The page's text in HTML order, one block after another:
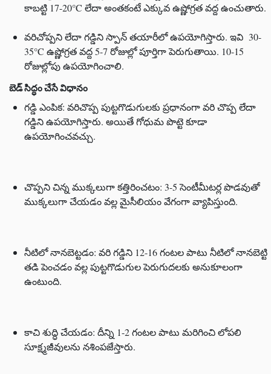
కాబట్టి 17-20°C లేదా అంతకంటే ఎక్కువ ఉష్ణోగ్రత వద్ద ఉంచుతారు.
వరిచోప్పని లేదా గడ్డిని స్పాన్ తయారీలో ఉపయోగిస్తారు. ఇవి 30-
35°C ఉష్ణోగ్రత వద్ద 5-7 రోజుల్లో పూర్తిగా పెరుగుతాయి. 10-15
రోజుల్లోపు ఉపయోగించాలి.
బెడ్ సిద్ధం చేసే విధానం
గడ్డి ఎంపిక: వరిచొప్ప పుట్టగొడుగులకు ప్రధానంగా వరి చొప్ప లేదా
గడ్డిని ఉపయోగిస్తారు. అయితే గోధుమ పొట్టె కూడా
ఉపయోగించవచ్చు.
చొప్పని చిన్న ముక్కలుగా కత్తిరించటం: 3-5 సెంటీమీటర్ల పొడవుతో
ముక్కలుగా చేయడం వల్ల మైసీలియం వేగంగా వ్యాపిస్తుంది.
నీటిలో నానబెట్టడం: వరి గడ్డిని 12-16 గంటల పాటు నీటిలో నానబెట్టి
తడి పెంచడం వల్ల పుట్టగొడుగుల పెరుగుదలకు అనుకూలంగా
ఉంటుంది.
కాచి శుద్ధి చేయడం: దీన్ని 1-2 గంటల పాటు మరిగించి లోపలి
సూక్ష్మజీవులను నశింపజేస్తారు.